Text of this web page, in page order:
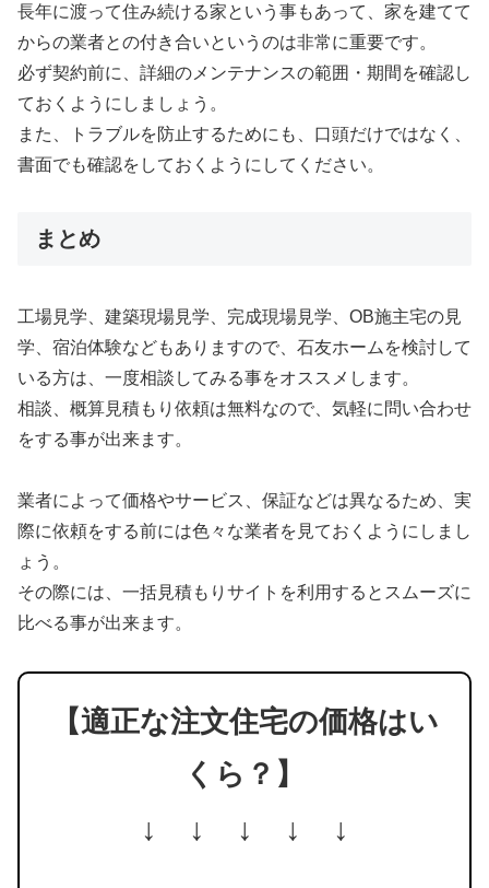
長年に渡って住み続ける家という事もあって、家を建てて
からの業者との付き合いというのは非常に重要です。
必ず契約前に、詳細のメンテナンスの範囲・期間を確認し
ておくようにしましょう。
また、トラブルを防止するためにも、口頭だけではなく、
書面でも確認をしておくようにしてください。
まとめ
工場見学、建築現場見学、完成現場見学、OB施主宅の見
学、宿泊体験などもありますので、石友ホームを検討して
いる方は、一度相談してみる事をオススメします。
相談、概算見積もり依頼は無料なので、気軽に問い合わせ
をする事が出来ます。
業者によって価格やサービス、保証などは異なるため、実
際に依頼をする前には色々な業者を見ておくようにしまし
ょう。
その際には、一括見積もりサイトを利用するとスムーズに
比べる事が出来ます。
【適正な注文住宅の価格はい
くら？】
↓ ↓ ↓ ↓ ↓